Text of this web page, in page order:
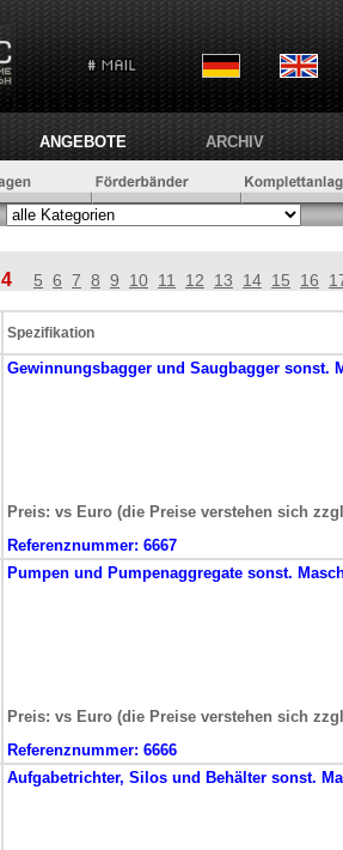
ANGEBOTE ARCHIV
4 5 6 7 8 9 10 11 12 13 14 15 16
Spezifikation
Gewinnungsbagger und Saugbagger sonst.
Preis: vs Euro (die Preise verstehen sich
Referenznummer: 6667
Pumpen und Pumpenaggregate sonst.
Preis: vs Euro (die Preise verstehen sich
Referenznummer: 6666
Aufgabetrichter, Silos und Behälter sonst.